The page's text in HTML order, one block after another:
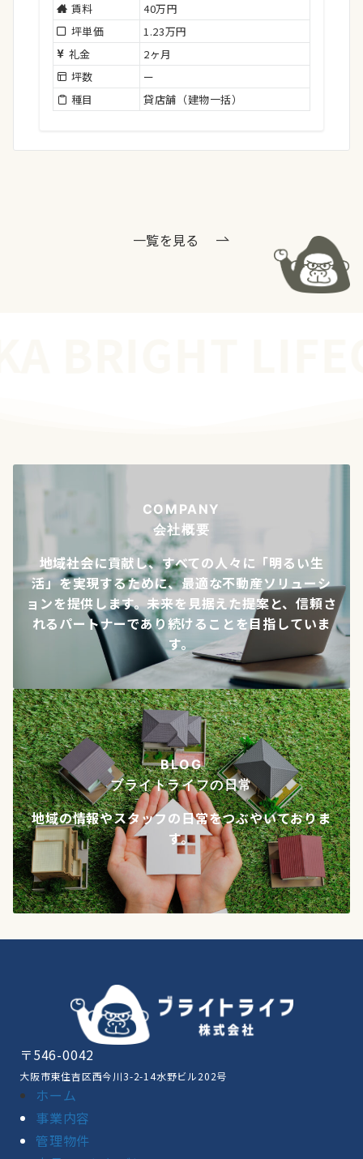
賃料
40万円
坪単価
1.23万円
礼金
2ヶ月
坪数
ー
種目
貸店舗（建物一括）
一覧を見る
COMPANY
会社概要
地域社会に貢献し、すべての人々に「明るい生
活」を実現するために、最適な不動産ソリューシ
ョンを提供します。未来を見据えた提案と、信頼さ
れるパートナーであり続けることを目指していま
す。
BLOG
ブライトライフの日常
地域の情報やスタッフの日常をつぶやいておりま
す。
〒546-0042
大阪市東住吉区西今川3-2-14水野ビル202号
ホーム
事業内容
管理物件